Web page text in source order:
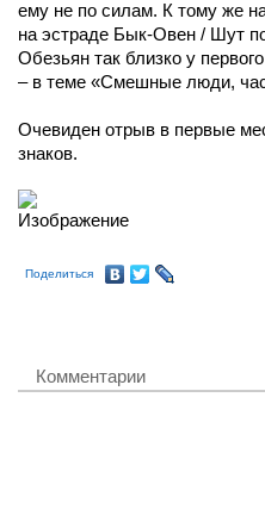
ему не по силам. К тому же
на эстраде Бык-Овен / Шут
Обезьян так близко у
– в теме «Смешные люди,
Очевиден отрыв в первые
знаков.
Поделиться
Комментарии